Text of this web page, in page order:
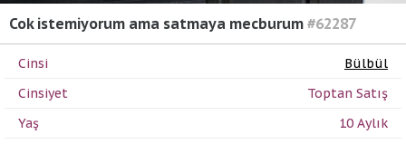
Cok istemiyorum ama satmaya mecburum #62287
Cinsi
Bülbül
Cinsiyet
Toptan Satış
Yaş
10 Aylık